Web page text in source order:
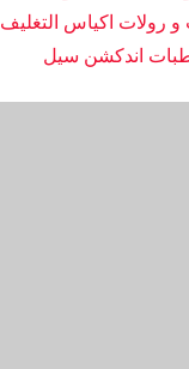
رولات اكياس التغليف
اندكشن سيل